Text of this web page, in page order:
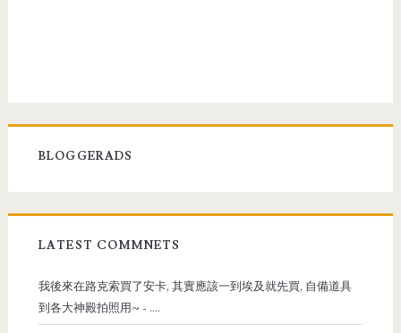
BLOGGERADS
LATEST COMMNETS
我後來在路克索買了安卡, 其實應該一到埃及就先買, 自備道具
到各大神殿拍照用~ - ....